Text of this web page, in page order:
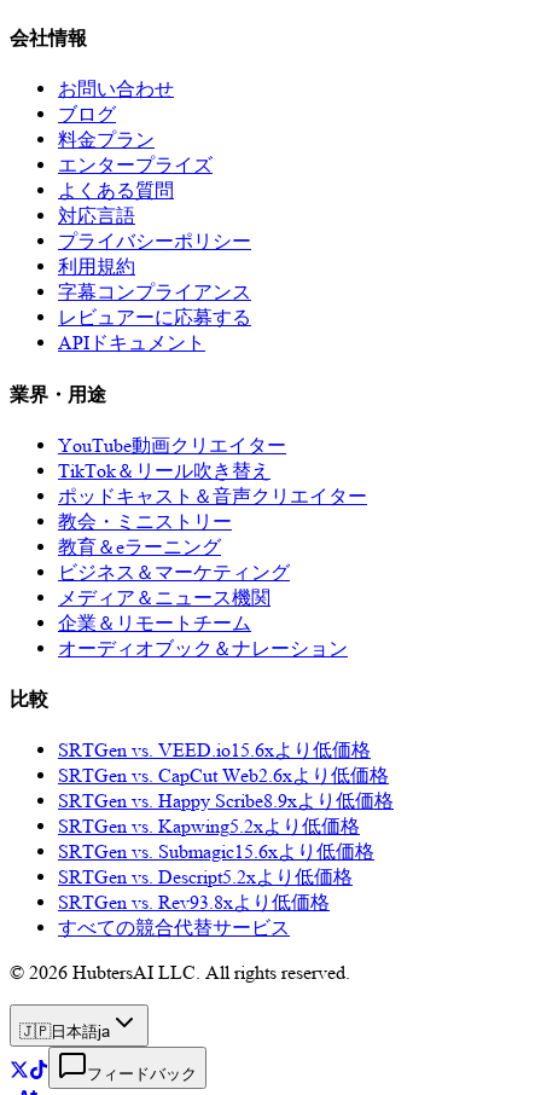
会社情報
お問い合わせ
ブログ
料金プラン
エンタープライズ
よくある質問
対応言語
プライバシーポリシー
利用規約
字幕コンプライアンス
レビュアーに応募する
APIドキュメント
業界・用途
YouTube動画クリエイター
TikTok＆リール吹き替え
ポッドキャスト＆音声クリエイター
教会・ミニストリー
教育＆eラーニング
ビジネス＆マーケティング
メディア＆ニュース機関
企業＆リモートチーム
オーディオブック＆ナレーション
比較
SRTGen vs. VEED.io15.6xより低価格
SRTGen vs. CapCut Web2.6xより低価格
SRTGen vs. Happy Scribe8.9xより低価格
SRTGen vs. Kapwing5.2xより低価格
SRTGen vs. Submagic15.6xより低価格
SRTGen vs. Descript5.2xより低価格
SRTGen vs. Rev93.8xより低価格
すべての競合代替サービス
© 2026 HubtersAI LLC. All rights reserved.
🇯🇵日本語ja
フィードバック